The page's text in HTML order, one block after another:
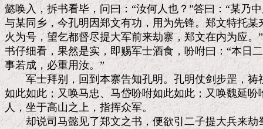
懿唤入，拆书看毕，问曰：“汝何人也？”答曰：“某乃
与某同乡，今孔明因郑文有功，用为先锋。郑文特托
火为号，望乞都督尽提大军前来劫寨，郑文在内为应。
书仔细看，果然是实，即赐军士酒食，吩咐曰：“本日
事若成，必重用汝。”
军士拜别，回到本寨告知孔明。孔明仗剑步罡，祷
如此如此；又唤马忠、马岱吩咐如此如此；又唤魏延
人，坐于高山之上，指挥众军。
却说司马懿见了郑文之书，便欲引二子提大兵来劫